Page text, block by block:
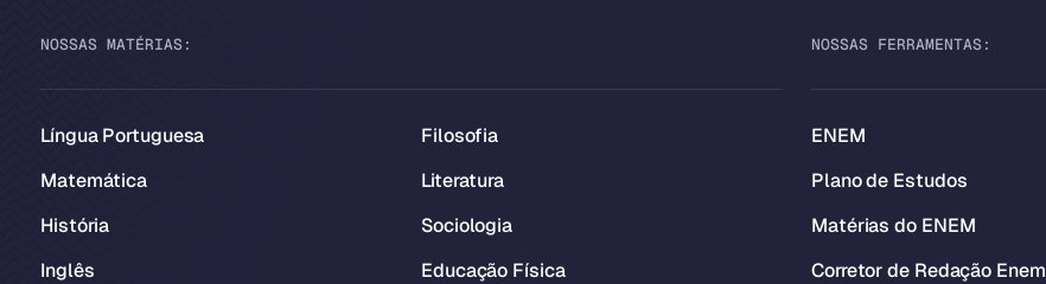
NOSSAS MATÉRIAS:
Língua Portuguesa
Matemática
História
Inglês
Filosofia
Literatura
Sociologia
Educação Física
NOSSAS FERRAMENTAS:
ENEM
Plano de Estudos
Matérias do ENEM
Corretor de Redação Enem